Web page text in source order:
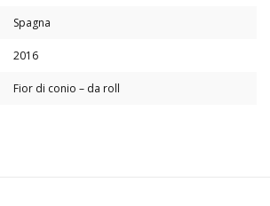
Spagna
2016
Fior di conio – da roll